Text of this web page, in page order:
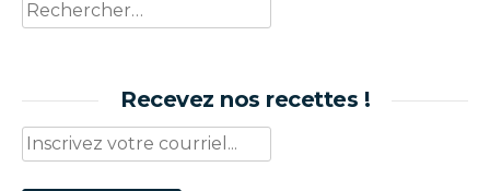
Rechercher :
Recevez nos recettes !